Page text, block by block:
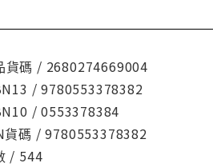
貨碼 / 2680274669004
/ 9780553378382
/ 0553378384
貨碼 / 9780553378382
/ 544